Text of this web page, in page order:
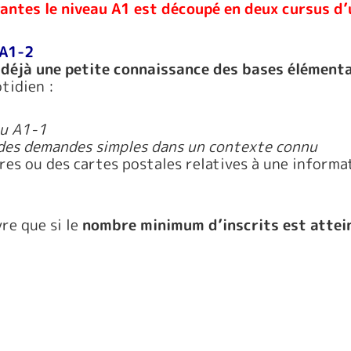
le niveau A1 est découpé en deux cursus
2
une petite connaissance des bases
:
A1-1
demandes simples dans un contexte connu
ou des cartes postales relatives à une
que si le nombre minimum d’inscrits est